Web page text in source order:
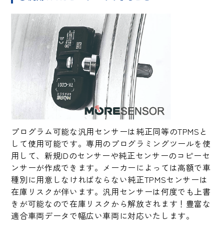
プログラム可能な汎用センサーは純正同等のTPMSと
して使用可能です。専用のプログラミングツールを使
用して、新規IDのセンサーや純正センサーのコピーセ
ンサーが作成できます。メーカーによっては高額で車
種別に用意しなければならない純正TPMSセンサーは
在庫リスクが伴います。汎用センサーは何度でも上書
きが可能なので在庫リスクから解放されます！豊富な
適合車両データで幅広い車両に対応いたします。